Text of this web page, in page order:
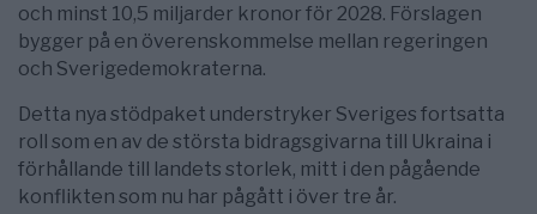
och minst 10,5 miljarder kronor för 2028. Förslagen
bygger på en överenskommelse mellan regeringen
och Sverigedemokraterna.
Detta nya stödpaket understryker Sveriges fortsatta
roll som en av de största bidragsgivarna till Ukraina i
förhållande till landets storlek, mitt i den pågående
konflikten som nu har pågått i över tre år.